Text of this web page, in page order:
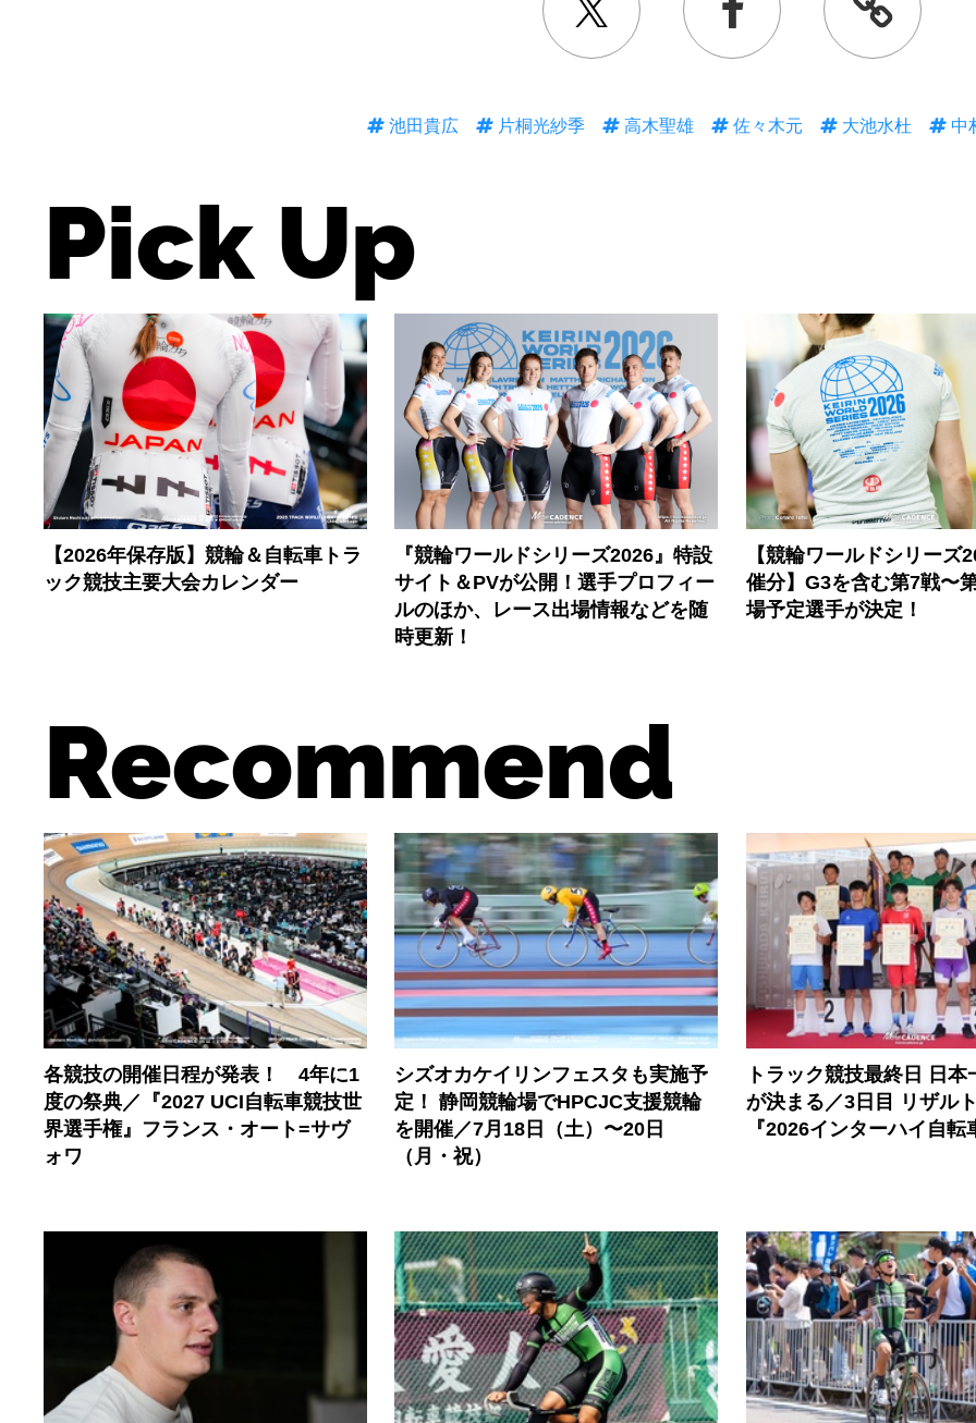
池田貴広 片桐光紗季 高木聖雄 佐々木元 大池水杜 中
Pick Up
【2026年保存版】競輪＆自転車トラ
ック競技主要大会カレンダー
『競輪ワールドシリーズ2026』特設
サイト＆PVが公開！選手プロフィー
ルのほか、レース出場情報などを随
時更新！
【競輪ワールドシリーズ
催分】G3を含む第7戦〜
場予定選手が決定！
Recommend
各競技の開催日程が発表！ 4年に1
度の祭典／『2027 UCI自転車競技世
界選手権』フランス・オート=サヴ
ォワ
シズオカケイリンフェスタも実施予
定！ 静岡競輪場でHPCJC支援競輪
を開催／7月18日（土）〜20日
（月・祝）
トラック競技最終日 日本
が決まる／3日目 リザル
『2026インターハイ自転